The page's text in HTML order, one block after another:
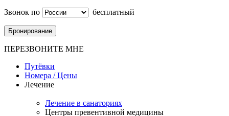
Звонок по
бесплатный
Бронирование
ПЕРЕЗВОНИТЕ МНЕ
Путёвки
Номера / Цены
Лечение
Лечение в санаториях
Центры превентивной медицины